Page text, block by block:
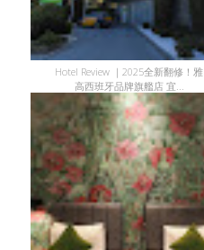
Hotel Review ｜2025全新翻修！雅
高西班牙品牌旗艦店 宜...